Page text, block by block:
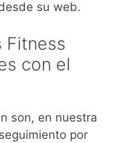
su web.
Fitness
con el
son, en nuestra
por